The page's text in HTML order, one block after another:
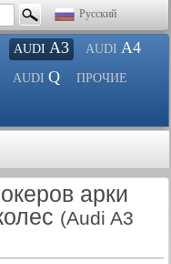
Русский
AUDI A3 AUDI A4
AUDI Q ПРОЧИЕ
арки
(Audi A3